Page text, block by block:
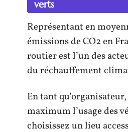
verts
Représentant en
émissions de CO2 en
routier est l’un des
du réchauffement
En tant
maximum l’usage des
choisissez un lieu